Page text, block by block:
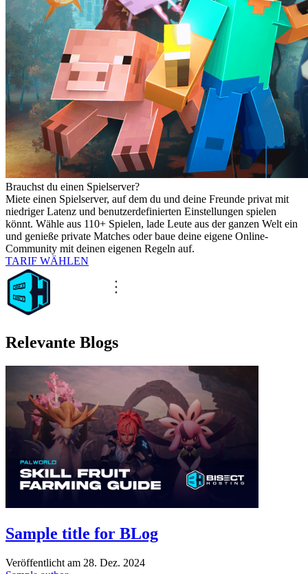
Brauchst du einen Spielserver?
Miete einen Spielserver, auf dem du und deine Freunde privat mit
niedriger Latenz und benutzerdefinierten Einstellungen spielen
könnt. Wähle aus 110+ Spielen, lade Leute aus der ganzen Welt ein
und genieße private Matches oder baue deine eigene Online-
Community mit deinen eigenen Regeln auf.
TARIF WÄHLEN
Relevante Blogs
Sample title for BLog
Veröffentlicht am 28. Dez. 2024